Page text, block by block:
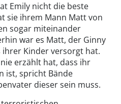
Emily nicht die beste
sie ihrem Mann Matt von
sogar miteinander
war es Matt, der Ginny
ihrer Kinder versorgt hat.
erzählt hat, dass ihr
ist, spricht Bände
dieser sein muss.